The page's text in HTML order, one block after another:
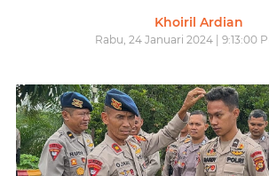
Khoiril Ardian
Rabu, 24 Januari 2024 | 9:13:00